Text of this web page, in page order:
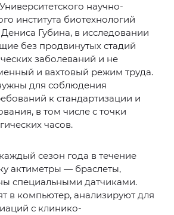
научно-
института биотехнологий
Губина, в исследовании
без продвинутых стадий
заболеваний и не
и вахтовый режим труда.
для соблюдения
к стандартизации и
в том числе с точки
часов.
сезон года в течение
актиметры — браслеты,
специальными датчиками.
в компьютер, анализируют для
с клинико-